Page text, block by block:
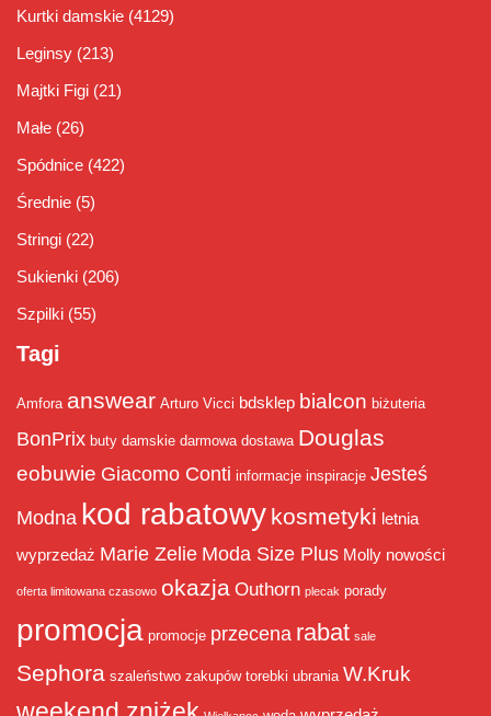
Kurtki damskie (4129)
Leginsy (213)
Majtki Figi (21)
Małe (26)
Spódnice (422)
Średnie (5)
Stringi (22)
Sukienki (206)
Szpilki (55)
Tagi
Amfora answear Arturo Vicci bdsklep bialcon biżuteria
BonPrix buty damskie darmowa dostawa Douglas
eobuwie Giacomo Conti informacje inspiracje Jesteś
Modna kod rabatowy kosmetyki letnia
wyprzedaż Marie Zelie Moda Size Plus Molly nowości
oferta limitowana czasowo okazja Outhorn plecak porady
promocja promocje przecena rabat sale
Sephora szaleństwo zakupów torebki ubrania W.Kruk